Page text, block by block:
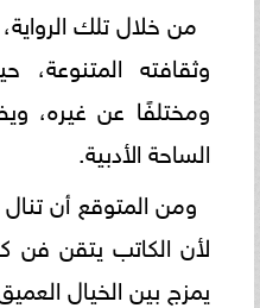
من خلال تلك
وثقافته المتنوعة،
ومختلفًا عن غيره،
الساحة الأدبية.
ومن المتوقع أن تنال
لأن الكاتب يتقن فن
يمزج بين الخيال